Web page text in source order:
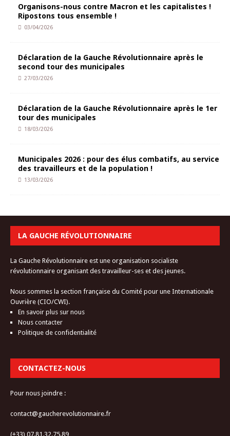
Organisons-nous contre Macron et les capitalistes !
Ripostons tous ensemble !
03/04/2026
Déclaration de la Gauche Révolutionnaire après le
second tour des municipales
27/03/2026
Déclaration de la Gauche Révolutionnaire après le 1er
tour des municipales
18/03/2026
Municipales 2026 : pour des élus combatifs, au service
des travailleurs et de la population !
13/03/2026
LA GAUCHE RÉVOLUTIONNAIRE
La Gauche Révolutionnaire est une organisation socialiste
révolutionnaire organisant des travailleur-ses et des jeunes.
Nous sommes la section française du Comité pour une Internationale
Ouvrière (CIO/CWI).
En savoir plus sur nous
Nous contacter
Politique de confidentialité
CONTACTEZ-NOUS
Pour nous joindre :
contact@gaucherevolutionnaire.fr
(+33) 07.81.32.75.89